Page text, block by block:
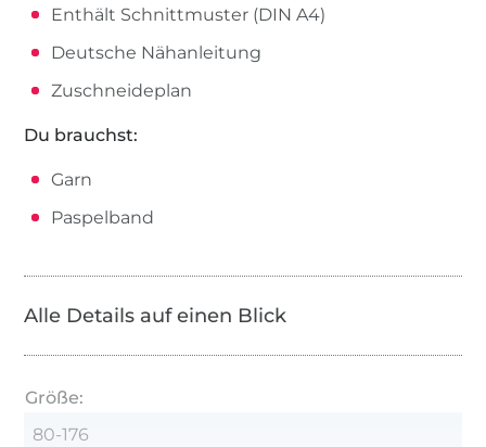
Enthält Schnittmuster (DIN A4)
Deutsche Nähanleitung
Zuschneideplan
Du brauchst:
Garn
Paspelband
Alle Details auf einen Blick
Größe:
80-176